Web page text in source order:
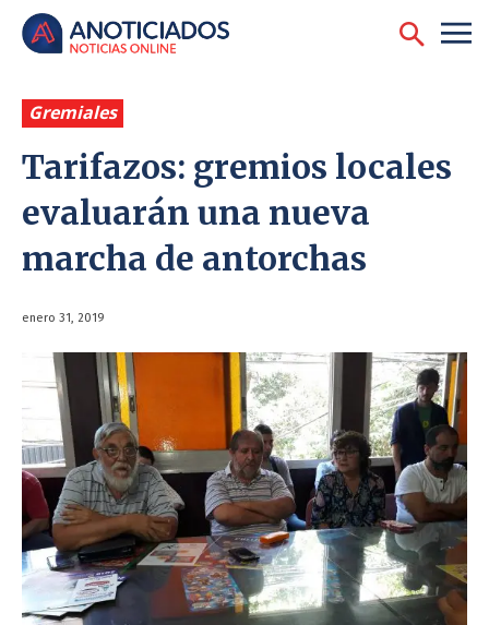
Gremiales
Tarifazos: gremios locales
evaluarán una nueva
marcha de antorchas
enero 31, 2019